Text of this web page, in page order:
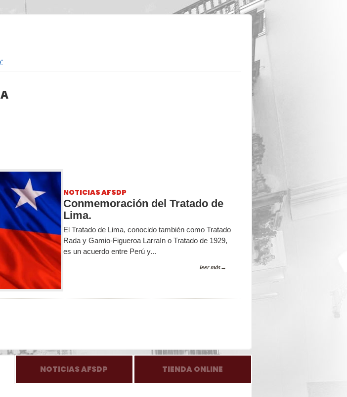
NOTICIAS AFSDP
Conmemoración del Tratado de
Lima.
El Tratado de Lima, conocido también como Tratado
Rada y Gamio-Figueroa Larraín o Tratado de 1929,
es un acuerdo entre Perú y...
leer más
NOTICIAS AFSDP TIENDA ONLINE